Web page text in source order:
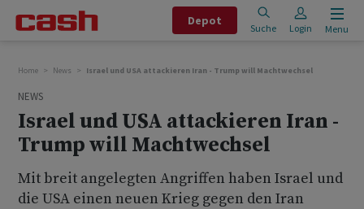
Depot
Suche Login Menu
Home News Israel und USA attackieren Iran - Trump will Machtwechsel
NEWS
Israel und USA attackieren Iran -
Trump will Machtwechsel
Mit breit angelegten Angriffen haben Israel und
die USA einen neuen Krieg gegen den Iran